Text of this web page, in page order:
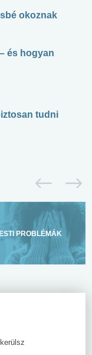
okoznak
és hogyan
tudni
PROBLÉMÁK